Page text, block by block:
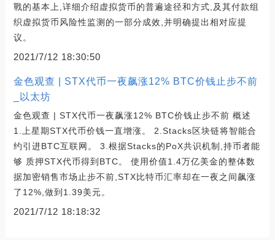
戰的基本上,详细介绍虚拟货币的普遍途径和方式,及其付款组
织虚拟货币风险性监测的一部分成效,并明确提出相对应提
议。
2021/7/12 18:30:50
金色观查 | STX代币一夜飙涨12% BTC价钱止步不前
_以太坊
金色观查 | STX代币一夜飙涨12% BTC价钱止步不前 概述
1.上星期STX代币价钱一直增涨。 2.Stacks区块链将智能合
约引进BTC互联网。 3.根据Stacks的PoX共识机制,持币者能
够 质押STX代币得到BTC。 使用价值1.4万亿美金的整体数
据加密销售市场止步不前,STX比特币汇率却在一夜之间飙涨
了12%,做到1.39美元。
2021/7/12 18:18:32